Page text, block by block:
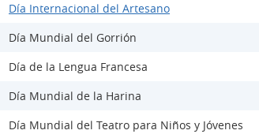
Día Internacional del Artesano
Día Mundial del Gorrión
Día de la Lengua Francesa
Día Mundial de la Harina
Día Mundial del Teatro para Niños y Jóvenes